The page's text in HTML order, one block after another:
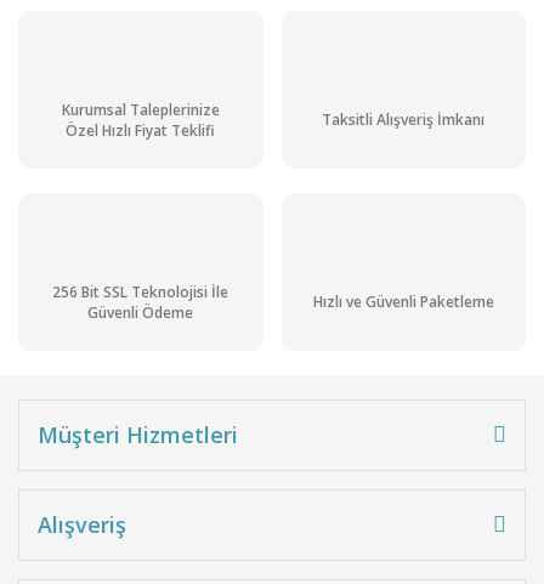
Kurumsal Taleplerinize
Özel Hızlı Fiyat Teklifi
Taksitli Alışveriş İmkanı
256 Bit SSL Teknolojisi İle
Güvenli Ödeme
Hızlı ve Güvenli Paketleme
Müşteri Hizmetleri
Alışveriş